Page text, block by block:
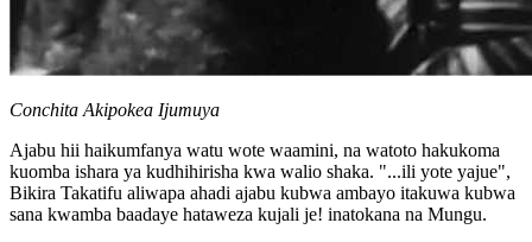
Conchita Akipokea Ijumuya
Ajabu hii haikumfanya watu wote waamini, na watoto hakukoma
kuomba ishara ya kudhihirisha kwa walio shaka. "...ili yote yajue",
Bikira Takatifu aliwapa ahadi ajabu kubwa ambayo itakuwa kubwa
sana kwamba baadaye hataweza kujali je! inatokana na Mungu.